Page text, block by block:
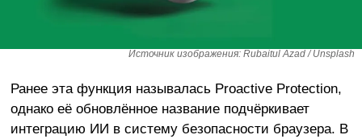
Источник изображения: Rubaitul Azad / Unsplash
Ранее эта функция называлась Proactive Protection,
однако её обновлённое название подчёркивает
интеграцию ИИ в систему безопасности браузера. В